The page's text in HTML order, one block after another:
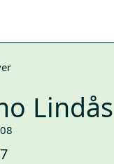
Lindås